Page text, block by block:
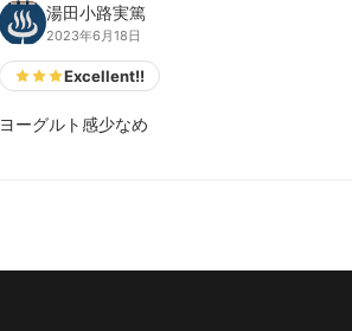
湯田小路実篤
2023年6月18日
Excellent!!
ヨーグルト感少なめ